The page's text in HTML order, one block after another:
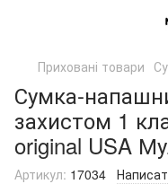
Приховані товари
Сумка-
захистом 1
original USA
Артикул: 17034